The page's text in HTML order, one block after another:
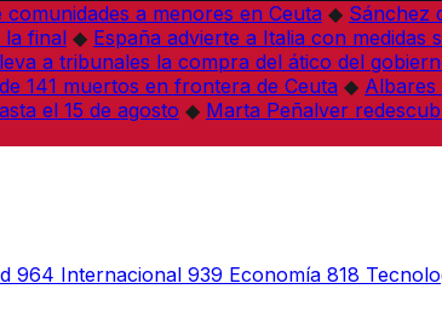
a menores en Ceuta ◆ Sánchez
la final ◆ España advierte a Italia con
a tribunales la compra del ático del
141 muertos en frontera de Ceuta ◆
el 15 de agosto ◆ Marta Peñalver
964 Internacional 939 Economía 818